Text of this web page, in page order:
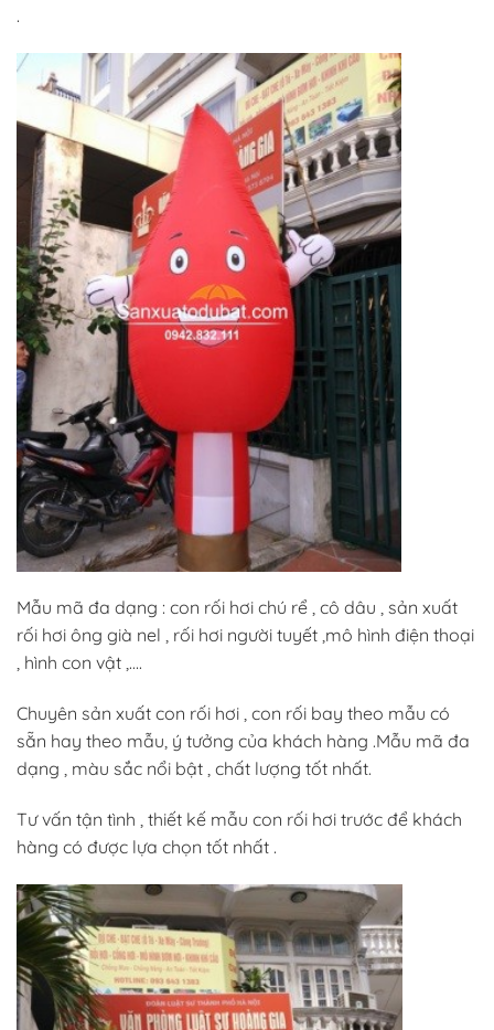
.
Mẫu mã đa dạng : con rối hơi chú rể , cô dâu , sản xuất
rối hơi ông già nel , rối hơi người tuyết ,mô hình điện thoại
, hình con vật ,….
Chuyên sản xuất con rối hơi , con rối bay theo mẫu có
sẵn hay theo mẫu, ý tưởng của khách hàng .Mẫu mã đa
dạng , màu sắc nổi bật , chất lượng tốt nhất.
Tư vấn tận tình , thiết kế mẫu con rối hơi trước để khách
hàng có được lựa chọn tốt nhất .